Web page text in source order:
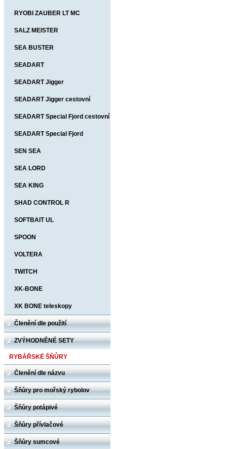
RYOBI ZAUBER LT MC
SALZ MEISTER
SEA BUSTER
SEADART
SEADART Jigger
SEADART Jigger cestovní
SEADART Special Fjord cestovní
SEADART Special Fjord
SEN SEA
SEA LORD
SEA KING
SHAD CONTROL R
SOFTBAIT UL
SPOON
VOLTERA
TWITCH
XK-BONE
XK BONE teleskopy
Členění dle použití
ZVÝHODNĚNÉ SETY
RYBÁŘSKÉ ŠŇŮRY
Členění dle názvu
Šňůry pro mořský rybolov
Šňůry potápivé
Šňůry přívlačové
Šňůry sumcové